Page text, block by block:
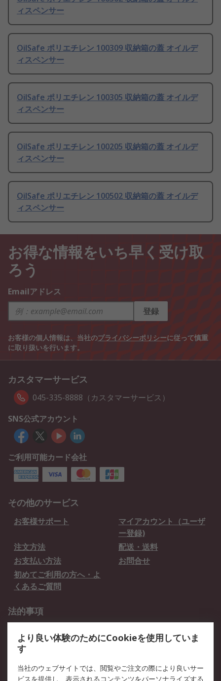
ィスペンサー
OilSafe ポリエチレン 100309 収納箱の蓋 オイルデ
ィスペンサー
OilSafe ポリエチレン 100305 収納箱の蓋 オイルデ
ィスペンサー
OilSafe ポリエチレン 100205 収納箱の蓋 オイルデ
ィスペンサー
OilSafe ポリエチレン 100502 収納箱の蓋 オイルデ
ィスペンサー
お得な情報をいち早く受け取
ろう
Emailアドレス
登録
お客様の個人情報は、当社のプライバシーポリシーに従って慎重
に取り扱いを行います。
カスタマーサービス
045-335-8888（カスタマーサービス）
SNS公式アカウント
ご利用可能カード会社
その他のサービス
お客様サポート
マイアカウント（ユーザ
ー登録)
注文方法
配送・送料
お支払い方法
お問合せ
初めてご利用の方へ・よ
くあるご質問
法的事項
クッキーポリシー
RSについて
より良い体験のためにCookieを使用していま
す
当社のウェブサイトでは、閲覧やご注文の際により良いサー
ビスを提供し、表示されるコンテンツをパーソナライズする